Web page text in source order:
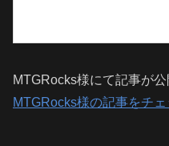
MTGRocks様にて記事が公
MTGRocks様の記事をチェ